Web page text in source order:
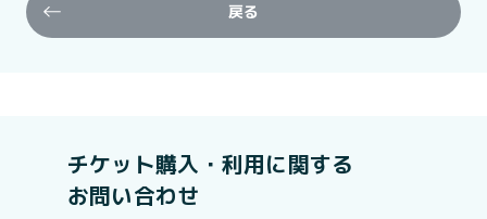
戻る
チケット購入・利用に関する
お問い合わせ